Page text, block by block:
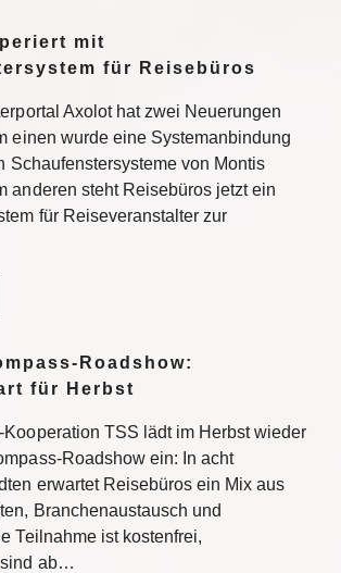
mit
für Reisebüros
Axolot hat zwei Neuerungen
einen wurde eine Systemanbindung
Schaufenstersysteme von Montis
anderen steht Reisebüros jetzt ein
für Reiseveranstalter zur
Roadshow:
für Herbst
TSS lädt im Herbst wieder
Roadshow ein: In acht
erwartet Reisebüros ein Mix aus
Branchenaustausch und
Teilnahme ist kostenfrei,
ab…